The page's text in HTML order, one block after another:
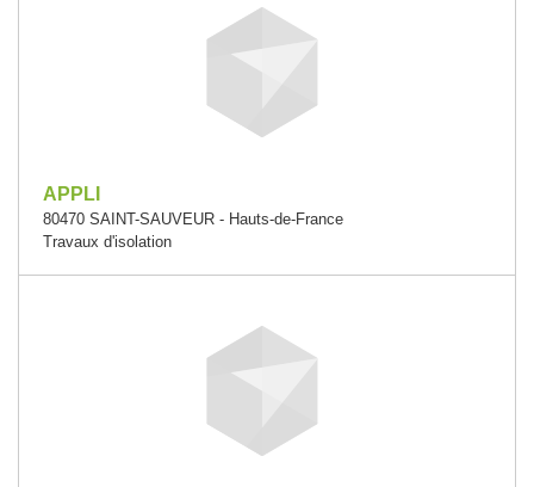
APPLI
80470 SAINT-SAUVEUR - Hauts-de-France
Travaux d'isolation